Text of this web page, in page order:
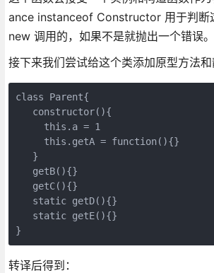
ance instanceof Constructor 用于判断
new 调用的，如果不是就抛出一个错误。
接下来我们尝试给这个类添加原型方法和
class Parent{
   constructor(){
     this.a = 1
     this.getA = function(){}
   }
   getB(){}
   getC(){}
   static getD(){}
   static getE(){}
}
转译后得到：